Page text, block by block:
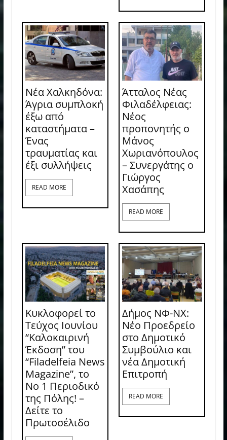
Νέα Χαλκηδόνα:
Άγρια συμπλοκή
έξω από
καταστήματα –
Ένας
τραυματίας και
έξι συλλήψεις
READ MORE
Άτταλος Νέας
Φιλαδέλφειας:
Νέος
προπονητής ο
Μάνος
Χωριανόπουλος
– Συνεργάτης ο
Γιώργος
Χασάπης
READ MORE
Κυκλοφορεί το
Τεύχος Ιουνίου
“Καλοκαιρινή
Έκδοση” του
“Filadelfeia News
Magazine”, το
Νο 1 Περιοδικό
της Πόλης! –
Δείτε το
Πρωτοσέλιδο
Δήμος ΝΦ-ΝΧ:
Νέο Προεδρείο
στο Δημοτικό
Συμβούλιο και
νέα Δημοτική
Επιτροπή
READ MORE